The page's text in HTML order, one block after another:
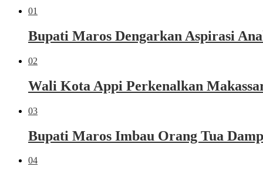
01
Bupati Maros Dengarkan Aspirasi
02
Wali Kota Appi Perkenalkan
03
Bupati Maros Imbau Orang Tua
04